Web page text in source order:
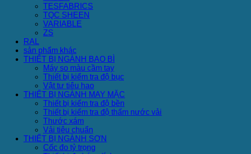
TESFABRICS
TQC SHEEN
VARIABLE
ZS
RAL
sản phẩm khác
THIẾT BỊ NGÀNH BAO BÌ
Máy so màu cầm tay
Thiết bị kiểm tra độ bục
Vật tư tiêu hao
THIẾT BỊ NGÀNH MAY MẶC
Thiết bị kiểm tra độ bền
Thiết bị kiểm tra độ thấm nước vải
Thước xám
Vải tiêu chuẩn
THIẾT BỊ NGÀNH SƠN
Cốc đo tỷ trọng